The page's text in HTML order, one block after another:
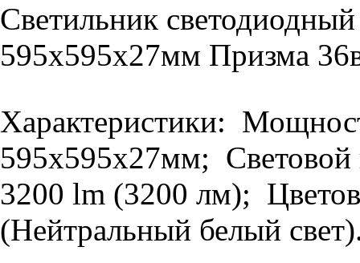
Светильник
595х595х27мм Призма
Характеристики:
595х595х27мм; Световой
3200 lm (3200 лм);
(Нейтральный белый